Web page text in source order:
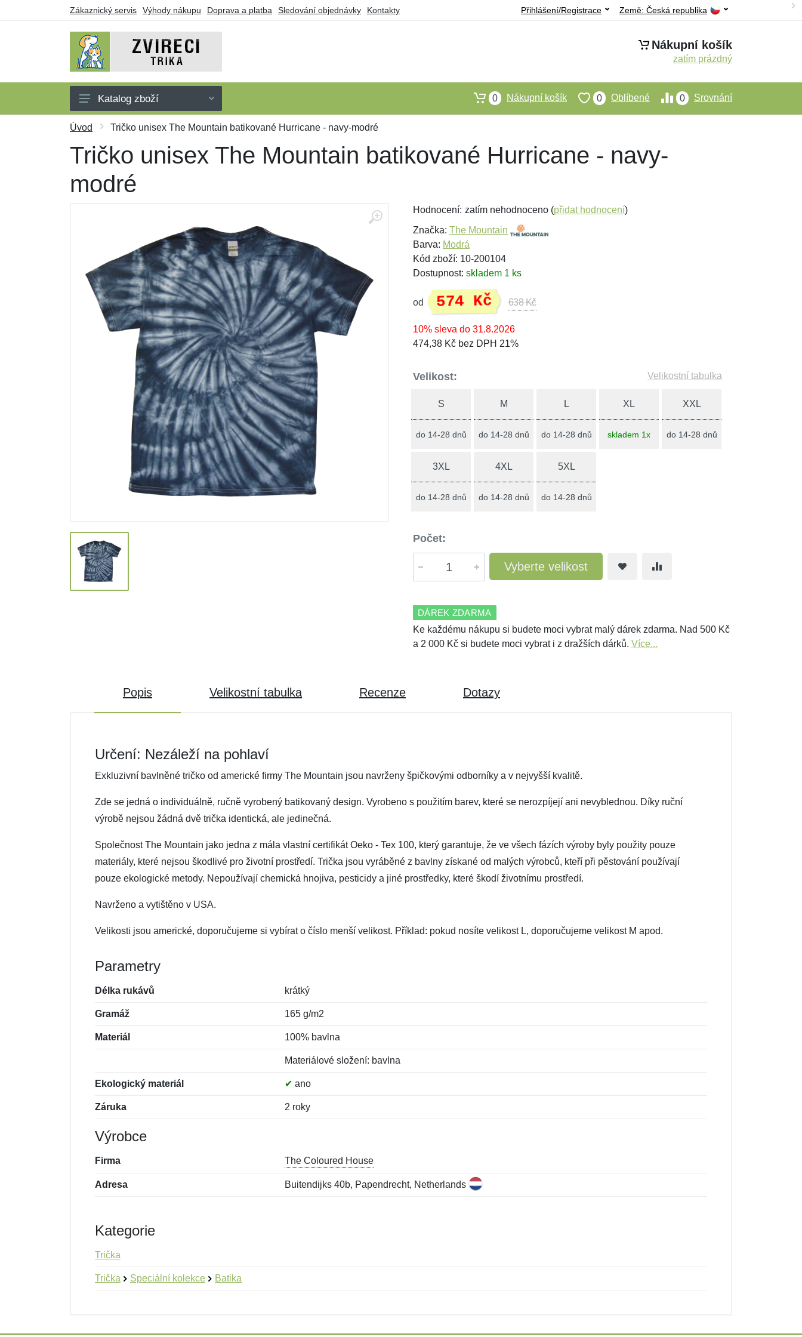
Zákaznický servis Výhody nákupu Doprava a platba Sledování objednávky Kontakty Země: Česká republika
Přihlášení/Registrace
Nákupní košík
zatím prázdný
Trička
Tílka
Šaty
Katalog zboží 0 Srovnání
0 Oblíbené
0 Nákupní košík
Úvod Tričko unisex The Mountain batikované Hurricane - navy-modré
Tričko unisex The Mountain batikované Hurricane - navy-
modré
Hodnocení: zatím nehodnoceno (přidat hodnocení)
Značka: The Mountain
Barva: Modrá
Kód zboží: 10-200104
Dostupnost: skladem 1 ks
od 574 Kč 638 Kč
10% sleva do 31.8.2026
474,38 Kč bez DPH 21%
Velikost: Velikostní tabulka
S
do 14-28 dnů
M
do 14-28 dnů
L
do 14-28 dnů
XL
skladem 1x
XXL
do 14-28 dnů
3XL
do 14-28 dnů
4XL
do 14-28 dnů
5XL
do 14-28 dnů
Počet:
Vyberte velikost
DÁREK ZDARMA
Ke každému nákupu si budete moci vybrat malý dárek zdarma. Nad 500 Kč
a 2 000 Kč si budete moci vybrat i z dražších dárků. Více...
Popis Velikostní tabulka Recenze Dotazy
Určení: Nezáleží na pohlaví
Exkluzivní bavlněné tričko od americké firmy The Mountain jsou navrženy špičkovými odborníky a v nejvyšší kvalitě.
Zde se jedná o individuálně, ručně vyrobený batikovaný design. Vyrobeno s použitím barev, které se nerozpíjejí ani nevyblednou. Díky ruční
výrobě nejsou žádná dvě trička identická, ale jedinečná.
Společnost The Mountain jako jedna z mála vlastní certifikát Oeko - Tex 100, který garantuje, že ve všech fázích výroby byly použity pouze
materiály, které nejsou škodlivé pro životní prostředí. Trička jsou vyráběné z bavlny získané od malých výrobců, kteří při pěstování používají
pouze ekologické metody. Nepoužívají chemická hnojiva, pesticidy a jiné prostředky, které škodí životnímu prostředí.
Navrženo a vytištěno v USA.
Velikosti jsou americké, doporučujeme si vybírat o číslo menší velikost. Příklad: pokud nosíte velikost L, doporučujeme velikost M apod.
Parametry
Délka rukávů krátký
Gramáž 165 g/m2
Materiál 100% bavlna
Materiálové složení: bavlna
Ekologický materiál ✔ ano
Záruka 2 roky
Výrobce
Firma The Coloured House
Adresa Buitendijks 40b, Papendrecht, Netherlands
Kategorie
Trička
Trička Speciální kolekce Batika